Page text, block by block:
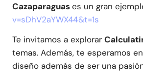
Cazaparaguases un gran
v=sDhV2aYWX44&t=1s
Te invitamos a explorar
temas. Además, te esperamos
diseño además de ser una